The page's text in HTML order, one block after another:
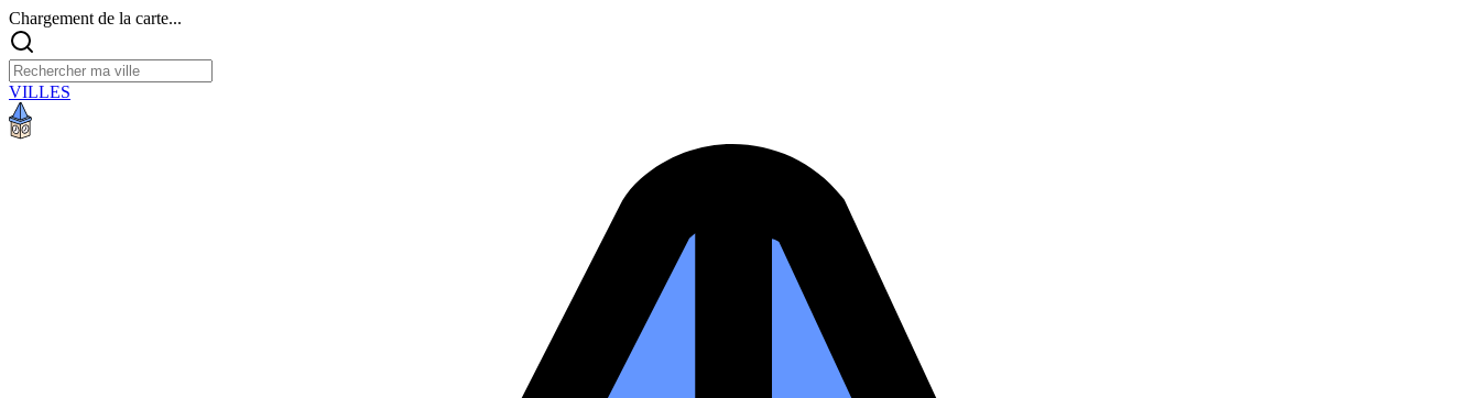
Chargement de la carte...
VILLES